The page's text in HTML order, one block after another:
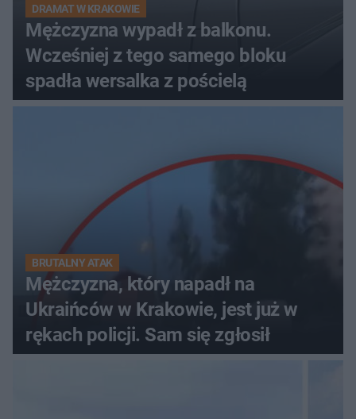
DRAMAT W KRAKOWIE
Mężczyzna wypadł z balkonu.
Wcześniej z tego samego bloku
spadła wersalka z pościelą
BRUTALNY ATAK
Mężczyzna, który napadł na
Ukraińców w Krakowie, jest już w
rękach policji. Sam się zgłosił